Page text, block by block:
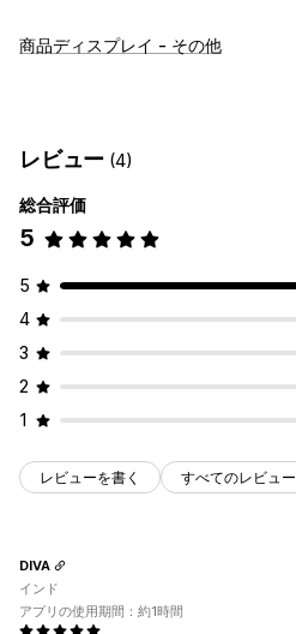
通知
アラート設定
商品ディスプレイ - その他
レビュー (4)
総合評価
5
5
4
3
2
1
レビューを書く すべてのレビュー
DIVA
インド
アプリの使用期間：約1時間